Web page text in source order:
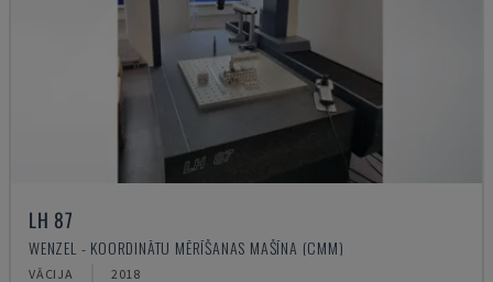
LH 87
WENZEL - KOORDINĀTU MĒRĪŠANAS MAŠĪNA (CMM)
VĀCIJA 2018